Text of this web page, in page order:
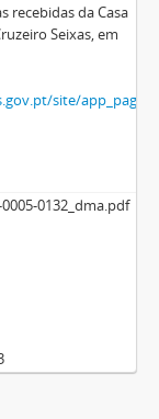
recebidas da Casa
Seixas, em
site/
0005-0132_dma.pdf